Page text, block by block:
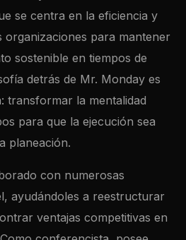
se centra en la eficiencia y
organizaciones para mantener
sostenible en tiempos de
detrás de Mr. Monday es
transformar la mentalidad
para que la ejecución sea
planeación.
con numerosas
ayudándoles a reestructurar
ventajas competitivas en